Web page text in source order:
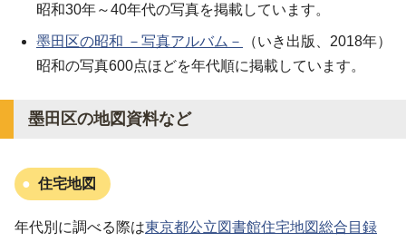
昭和30年～40年代の写真を掲載しています。
墨田区の昭和 －写真アルバム－
（いき出版、2018年）
昭和の写真600点ほどを年代順に掲載しています。
墨田区の地図資料など
住宅地図
年代別に調べる際は東京都公立図書館住宅地図総合目録